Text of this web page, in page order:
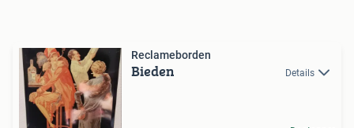
Reclameborden
Bieden Details